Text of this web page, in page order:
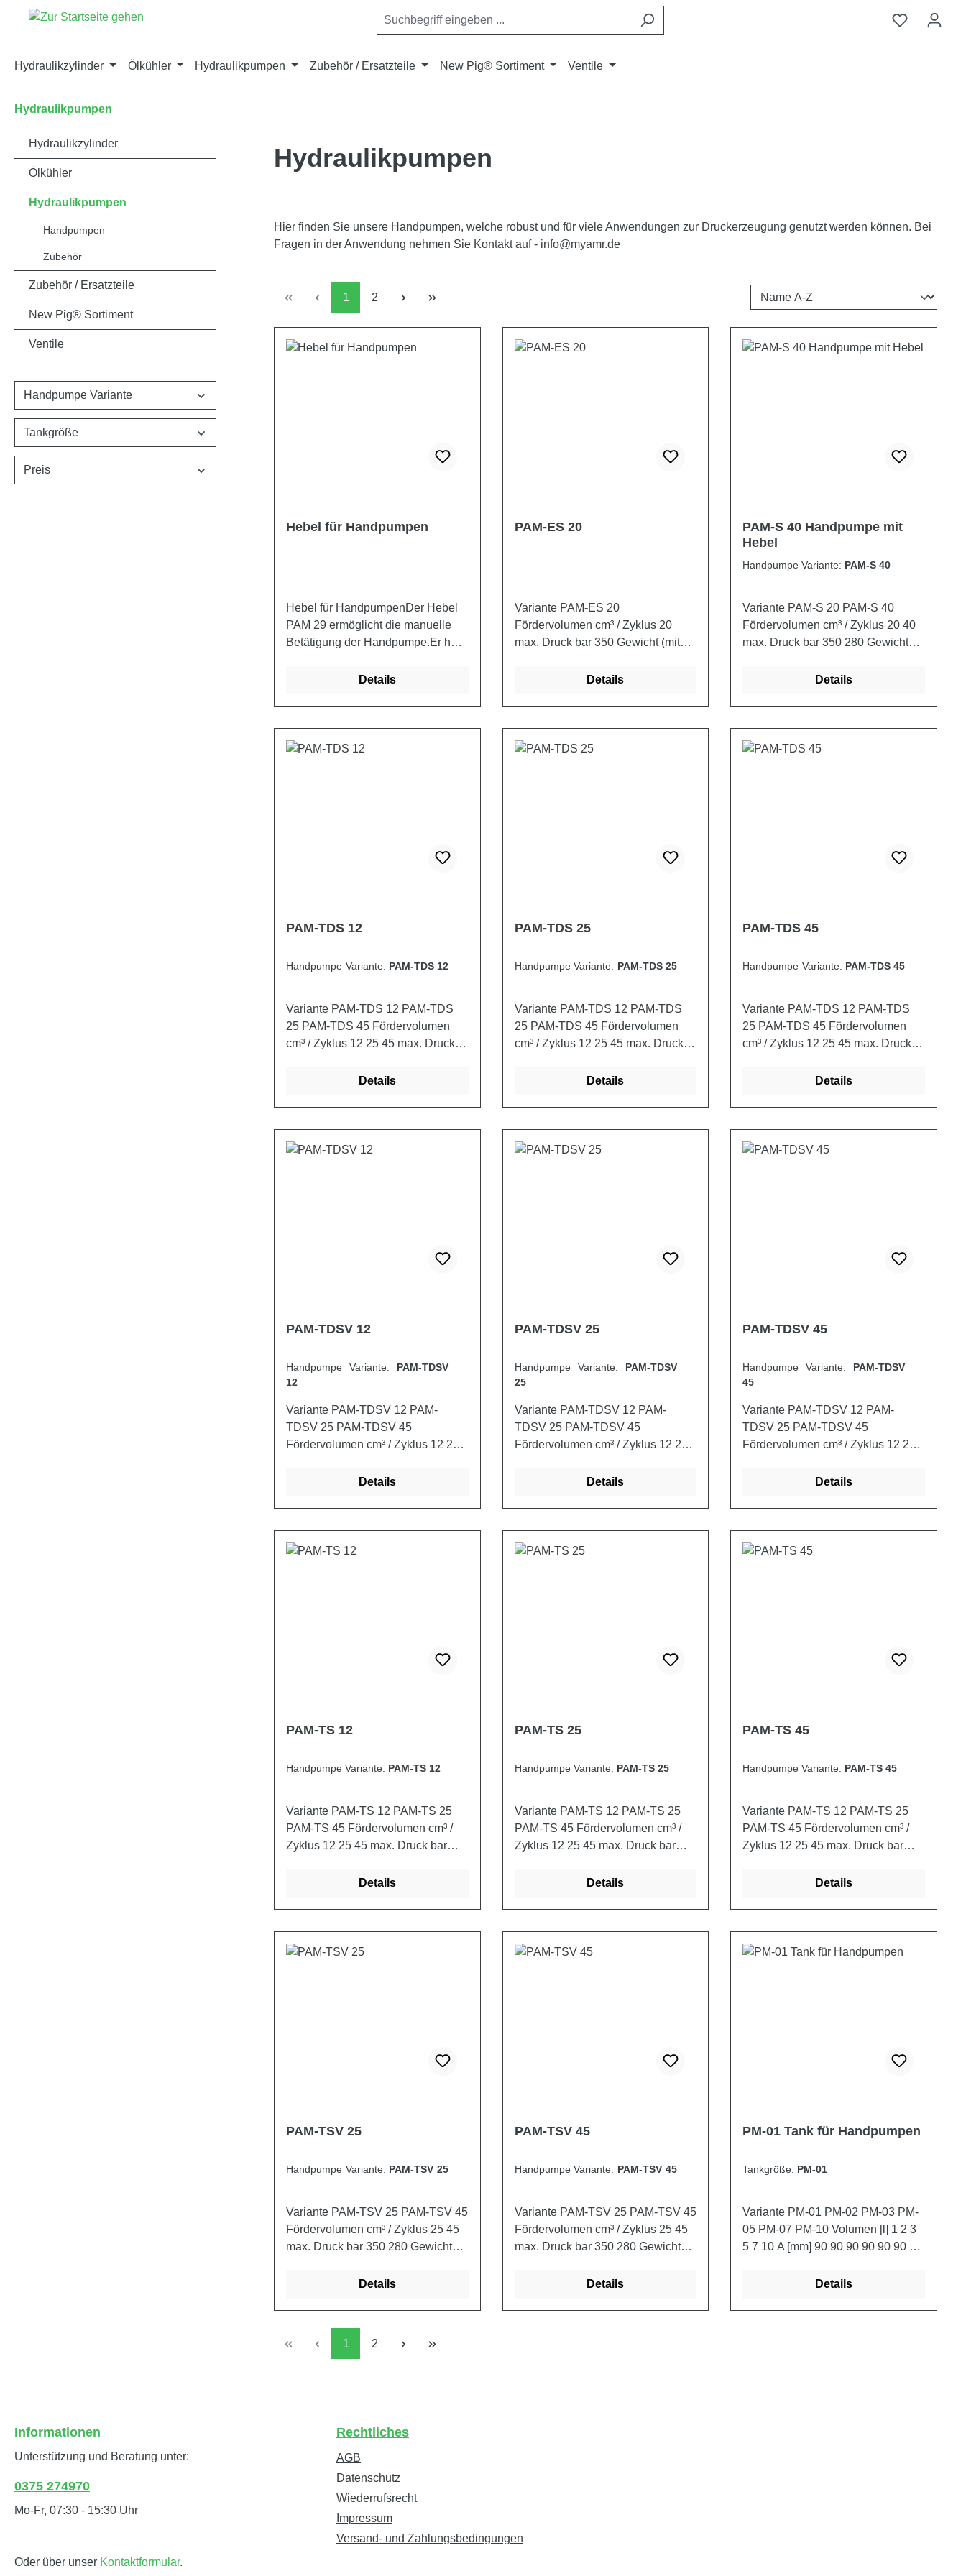
Zur Hauptnavigation springen
Hydraulikzylinder Ölkühler Hydraulikpumpen Zubehör / Ersatzteile New Pig® Sortiment Ventile
Hydraulikpumpen
Hydraulikzylinder
Ölkühler
Hydraulikpumpen
Handpumpen
Zubehör
Zubehör / Ersatzteile
New Pig® Sortiment
Ventile
Handpumpe Variante
Tankgröße
Preis
Hydraulikpumpen
Hier finden Sie unsere Handpumpen, welche robust und für viele Anwendungen zur Druckerzeugung genutzt werden können. Bei
Fragen in der Anwendung nehmen Sie Kontakt auf - info@myamr.de
Seite
1 Seite
2
Hebel für Handpumpen
Hebel für HandpumpenDer Hebel
PAM 29 ermöglicht die manuelle
Betätigung der Handpumpe.Er hat
verzinkter Stahl, Gummi
Details
PAM-ES 20
Variante PAM-ES 20
Fördervolumen cm³ / Zyklus 20
max. Druck bar 350 Gewicht (mit
Details
PAM-S 40 Handpumpe mit
Hebel
Handpumpe Variante: PAM-S 40
Variante PAM-S 20 PAM-S 40
Fördervolumen cm³ / Zyklus 20 40
max. Druck bar 350 280 Gewicht
Details
PAM-TDS 12
Handpumpe Variante: PAM-TDS 12
Variante PAM-TDS 12 PAM-TDS
25 PAM-TDS 45 Fördervolumen
cm³ / Zyklus 12 25 45 max. Druck
Schutz) kg 2,900 3,000 3,250
Details
PAM-TDS 25
Handpumpe Variante: PAM-TDS 25
Variante PAM-TDS 12 PAM-TDS
25 PAM-TDS 45 Fördervolumen
cm³ / Zyklus 12 25 45 max. Druck
Schutz) kg 2,900 3,000 3,250
Details
PAM-TDS 45
Handpumpe Variante: PAM-TDS 45
Variante PAM-TDS 12 PAM-TDS
25 PAM-TDS 45 Fördervolumen
cm³ / Zyklus 12 25 45 max. Druck
Schutz) kg 2,900 3,000 3,250
Details
PAM-TDSV 12
Handpumpe Variante: PAM-TDSV
12
Variante PAM-TDSV 12 PAM-
TDSV 25 PAM-TDSV 45
Fördervolumen cm³ / Zyklus 12 25
Gewicht (mit Schutz) kg 2,900
Details
PAM-TDSV 25
Handpumpe Variante: PAM-TDSV
25
Variante PAM-TDSV 12 PAM-
TDSV 25 PAM-TDSV 45
Fördervolumen cm³ / Zyklus 12 25
Gewicht (mit Schutz) kg 2,900
Details
PAM-TDSV 45
Handpumpe Variante: PAM-TDSV
45
Variante PAM-TDSV 12 PAM-
TDSV 25 PAM-TDSV 45
Fördervolumen cm³ / Zyklus 12 25
Gewicht (mit Schutz) kg 2,900
Details
PAM-TS 12
Handpumpe Variante: PAM-TS 12
Variante PAM-TS 12 PAM-TS 25
PAM-TS 45 Fördervolumen cm³ /
Zyklus 12 25 45 max. Druck bar
kg 2,900 3,050 3,200
Details
PAM-TS 25
Handpumpe Variante: PAM-TS 25
Variante PAM-TS 12 PAM-TS 25
PAM-TS 45 Fördervolumen cm³ /
Zyklus 12 25 45 max. Druck bar
kg 2,900 3,050 3,200
Details
PAM-TS 45
Handpumpe Variante: PAM-TS 45
Variante PAM-TS 12 PAM-TS 25
PAM-TS 45 Fördervolumen cm³ /
Zyklus 12 25 45 max. Druck bar
kg 2,900 3,050 3,200
Details
PAM-TSV 25
Handpumpe Variante: PAM-TSV 25
Variante PAM-TSV 25 PAM-TSV 45
Fördervolumen cm³ / Zyklus 25 45
max. Druck bar 350 280 Gewicht
Details
PAM-TSV 45
Handpumpe Variante: PAM-TSV 45
Variante PAM-TSV 25 PAM-TSV 45
Fördervolumen cm³ / Zyklus 25 45
max. Druck bar 350 280 Gewicht
Details
PM-01 Tank für Handpumpen
Tankgröße: PM-01
Variante PM-01 PM-02 PM-03 PM-
05 PM-07 PM-10 Volumen [l] 1 2 3
5 7 10 A [mm] 90 90 90 90 90 90 B
[mm] 150 150 150 175 175 175 E
Details
Seite
1 Seite
2
Informationen
Unterstützung und Beratung unter:
0375 274970
Mo-Fr, 07:30 - 15:30 Uhr
Oder über unser Kontaktformular.
Rechtliches
AGB
Datenschutz
Wiederrufsrecht
Impressum
Versand- und Zahlungsbedingungen